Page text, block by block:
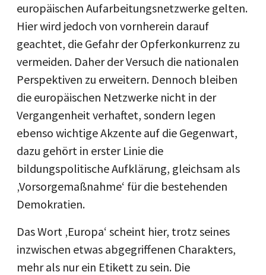
europäischen Aufarbeitungsnetzwerke gelten.
Hier wird jedoch von vornherein darauf
geachtet, die Gefahr der Opferkonkurrenz zu
vermeiden. Daher der Versuch die nationalen
Perspektiven zu erweitern. Dennoch bleiben
die europäischen Netzwerke nicht in der
Vergangenheit verhaftet, sondern legen
ebenso wichtige Akzente auf die Gegenwart,
dazu gehört in erster Linie die
bildungspolitische Aufklärung, gleichsam als
‚Vorsorgemaßnahme‘ für die bestehenden
Demokratien.
Das Wort ‚Europa‘ scheint hier, trotz seines
inzwischen etwas abgegriffenen Charakters,
mehr als nur ein Etikett zu sein. Die